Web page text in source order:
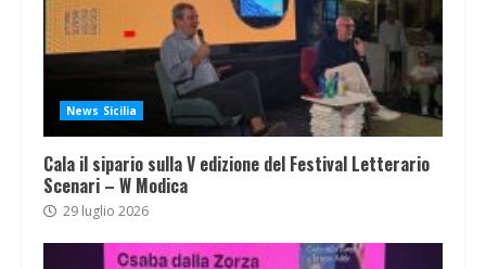
News Sicilia
Cala il sipario sulla V edizione del Festival Letterario
Scenari – W Modica
29 luglio 2026